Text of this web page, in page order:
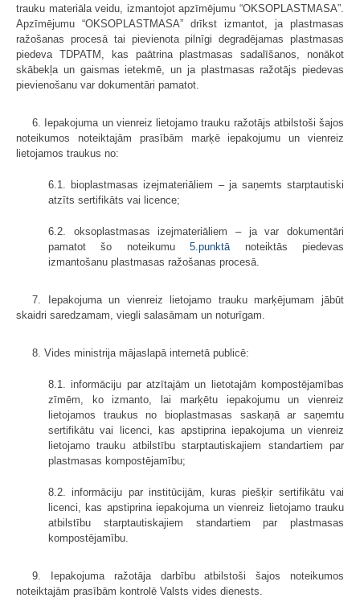
trauku materiāla veidu, izmantojot apzīmējumu “OKSOPLASTMASA”.
Apzīmējumu “OKSOPLASTMASA” drīkst izmantot, ja plastmasas
ražošanas procesā tai pievienota pilnīgi degradējamas plastmasas
piedeva TDPATM, kas paātrina plastmasas sadalīšanos, nonākot
skābekļa un gaismas ietekmē, un ja plastmasas ražotājs piedevas
pievienošanu var dokumentāri pamatot.
6. Iepakojuma un vienreiz lietojamo trauku ražotājs atbilstoši šajos
noteikumos noteiktajām prasībām marķē iepakojumu un vienreiz
lietojamos traukus no:
6.1. bioplastmasas izejmateriāliem – ja saņemts starptautiski
atzīts sertifikāts vai licence;
6.2. oksoplastmasas izejmateriāliem – ja var dokumentāri
pamatot šo noteikumu5.punktā noteiktās piedevas
izmantošanu plastmasas ražošanas procesā.
7. Iepakojuma un vienreiz lietojamo trauku marķējumam jābūt
skaidri saredzamam, viegli salasāmam un noturīgam.
8. Vides ministrija mājaslapā internetā publicē:
8.1. informāciju par atzītajām un lietotajām kompostējamības
zīmēm, ko izmanto, lai marķētu iepakojumu un vienreiz
lietojamos traukus no bioplastmasas saskaņā ar saņemtu
sertifikātu vai licenci, kas apstiprina iepakojuma un vienreiz
lietojamo trauku atbilstību starptautiskajiem standartiem par
plastmasas kompostējamību;
8.2. informāciju par institūcijām, kuras piešķir sertifikātu vai
licenci, kas apstiprina iepakojuma un vienreiz lietojamo trauku
atbilstību starptautiskajiem standartiem par plastmasas
kompostējamību.
9. Iepakojuma ražotāja darbību atbilstoši šajos noteikumos
noteiktajām prasībām kontrolē Valsts vides dienests.